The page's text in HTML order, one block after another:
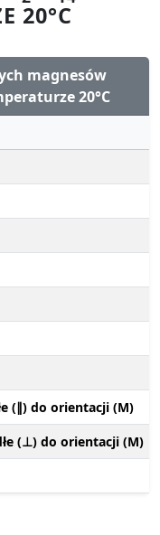
20°C
magnesów
20°C
(∥) do orientacji (M)
(⊥) do orientacji (M)